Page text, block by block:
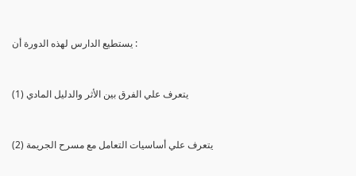
يستطيع الدارس لهذه الدورة أن :
(1) يتعرف علي الفرق بين الأثر والدليل المادي
(2) يتعرف علي أساسيات التعامل مع مسرح الجريمة